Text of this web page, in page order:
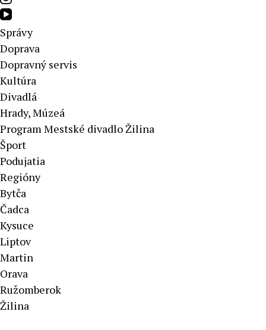
Správy
Doprava
Dopravný servis
Kultúra
Divadlá
Hrady, Múzeá
Program Mestské divadlo Žilina
Šport
Podujatia
Regióny
Bytča
Čadca
Kysuce
Liptov
Martin
Orava
Ružomberok
Žilina